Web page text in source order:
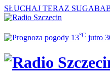
SŁUCHAJ TERAZ
13°C jutro